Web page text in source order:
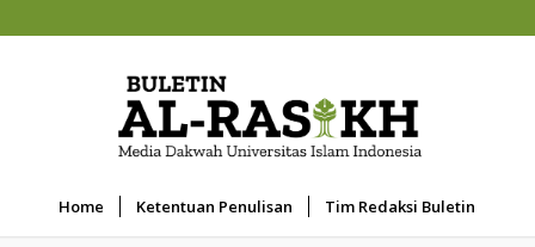
Home Ketentuan Penulisan Tim Redaksi Buletin